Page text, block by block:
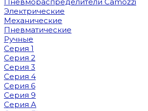
Электрические
Механические
Пневматические
Ручные
Серия 1
Серия 2
Серия 3
Серия 4
Серия 6
Серия 9
Серия A